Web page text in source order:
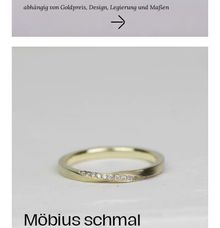
abhängig von Goldpreis, Design, Legierung und Maßen
Möbius schmal